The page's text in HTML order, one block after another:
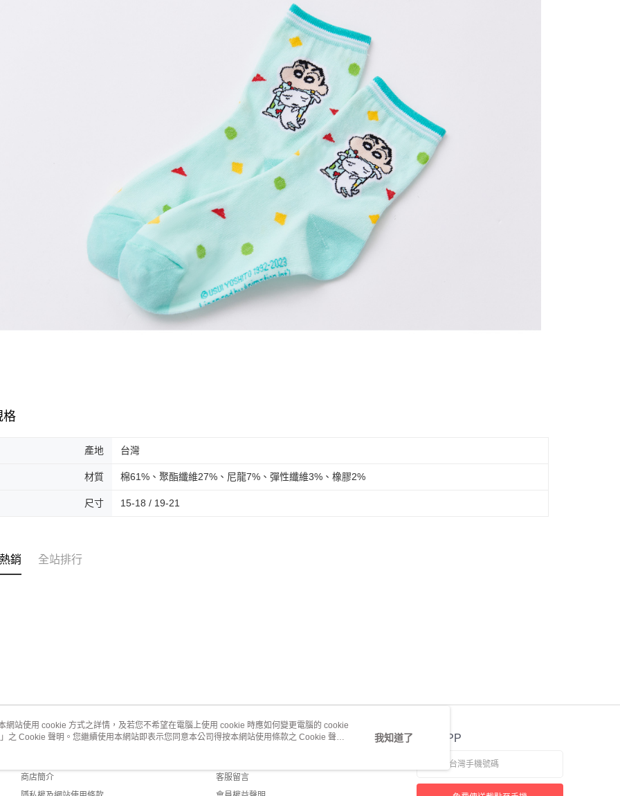
格
產地 台灣
材質 棉61%、聚酯纖維27%、尼龍7%、彈性纖維3%、橡膠2%
尺寸 15-18 / 19-21
銷 全站排行
關於我們
商店簡介
客服資訊
客服留言
官方APP
網站使用 cookie 方式之詳情，及若您不希望在電腦上使用 cookie 時應如何變更電腦的 cookie
」之 Cookie 聲明。您繼續使用本網站即表示您同意本公司得按本網站使用條款之 Cookie 聲明
我知道了